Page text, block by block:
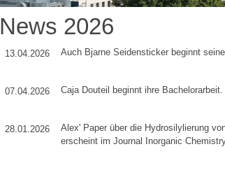
News 2026
13.04.2026 Auch Bjarne Seidensticker beginnt
07.04.2026 Caja Douteil beginnt ihre
28.01.2026 Alex' Paper über die Hydrosilylierung
erscheint im Journal Inorganic